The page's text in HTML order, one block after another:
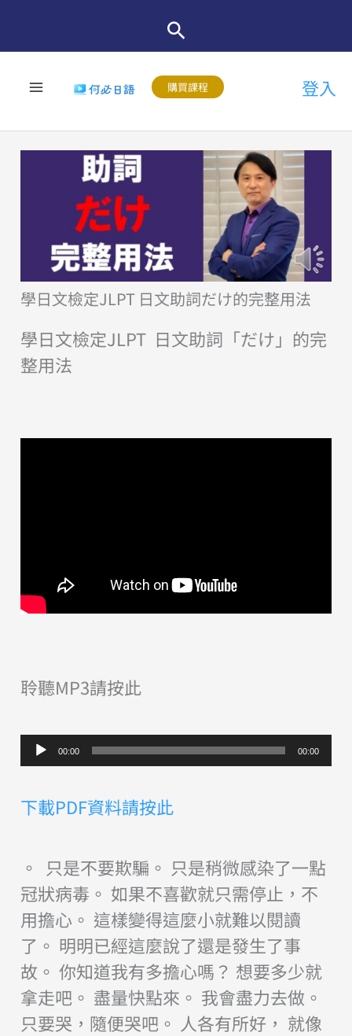
購買課程 登入
學日文檢定JLPT 日文助詞だけ的完整用法
學日文檢定JLPT 日文助詞「だけ」的完
整用法
聆聽MP3請按此
音
訊
播
00:00 00:00
下載PDF資料請按此
。 只是不要欺騙。 只是稍微感染了一點
冠狀病毒。 如果不喜歡就只需停止，不
用擔心。 這樣變得這麼小就難以閱讀
了。 明明已經這麼說了還是發生了事
故。 你知道我有多擔心嗎？ 想要多少就
拿走吧。 盡量快點來。 我會盡力去做。
只要哭，隨便哭吧。 人各有所好， 就像